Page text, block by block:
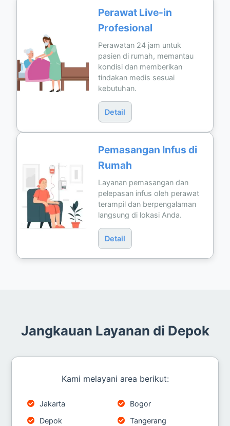
Perawat Live-in
Profesional
Perawatan 24 jam untuk
pasien di rumah, memantau
kondisi dan memberikan
tindakan medis sesuai
kebutuhan.
Detail
Pemasangan Infus di
Rumah
Layanan pemasangan dan
pelepasan infus oleh perawat
terampil dan berpengalaman
langsung di lokasi Anda.
Detail
Jangkauan Layanan di Depok
Kami melayani area berikut:
Jakarta
Bogor
Depok
Tangerang